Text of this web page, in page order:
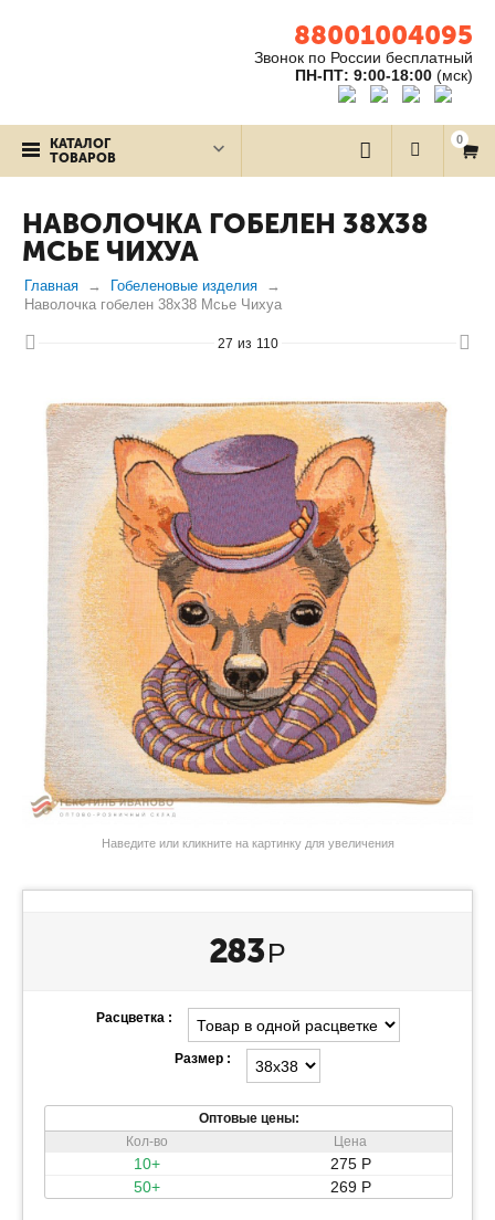
88001004095
Звонок по России бесплатный
ПН-ПТ: 9:00-18:00 (мск)
КАТАЛОГ
ТОВАРОВ
0
НАВОЛОЧКА ГОБЕЛЕН 38Х38
МСЬЕ ЧИХУА
Главная
Гобеленовые изделия
Наволочка гобелен 38х38 Мсье Чихуа
27 из 110
Наведите или кликните на картинку для увеличения
283 Р
Расцветка :
Размер :
Оптовые цены:
Кол-во
10+
50+
Цена
275 Р
269 Р